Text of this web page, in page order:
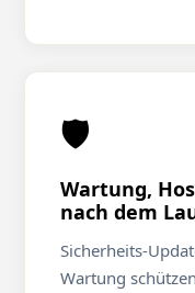
🛡️
Wartung,
nach dem
Sicherheits-
Wartung